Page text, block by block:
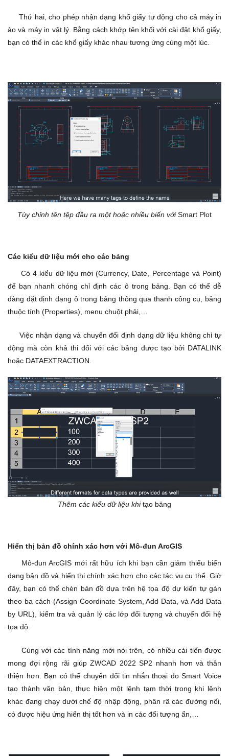
Thứ hai, cho phép nhận dạng khổ giấy tự động cho cả máy in
ảo và máy in vật lý. Bằng cách khớp tên khối với cài đặt khổ giấy,
bạn có thể in các khổ giấy khác nhau tương ứng cùng một lúc.
Tùy chỉnh tên tệp đầu ra một hoặc nhiều biến vớiSmart Plot
Các kiểu dữ liệu mới cho các bảng
Có 4 kiểu dữ liệu mới (Currency, Date, Percentage và Point)
để bạn nhanh chóng chỉ định các ô trong bảng. Bạn có thể dễ
dàng đặt định dạng ô trong bảng thông qua thanh công cụ, bảng
thuộc tính (Properties), menu chuột phải,…
Việc nhận dạng và chuyển đổi định dạng dữ liệu không chỉ tự
động mà còn khả thi đối với các bảng được tạo bởi DATALINK
hoặc DATAEXTRACTION.
Thêm các kiểu dữ liệu khitạo bảng
Hiển thị bản đồ chính xác hơn với Mô-đun ArcGIS
Mô-đun ArcGIS mới rất hữu ích khi bạn cần giảm thiểu biến
dạng bản đồ và hiển thị chính xác hơn cho các tác vụ cụ thể. Giờ
đây, bạn có thể chèn bản đồ dựa trên hệ tọa độ dự kiến tự gán
theo ba cách (Assign Coordinate System, Add Data, và Add Data
by URL), kiểm tra và quản lý các lớp đối tượng và chuyển đổi hệ
tọa độ.
Cùng với các tính năng mới nói trên, có nhiều cải tiến được
mong đợi rộng rãi giúp ZWCAD 2022 SP2 nhanh hơn và thân
thiện hơn. Bạn có thể chuyển đổi tin nhắn thoại do Smart Voice
tạo thành văn bản, thực hiện một lệnh tạm thời trong khi lệnh
khác đang chạy dưới chế độ nhập động, phân rã các đường nối,
có được hiệu ứng hiển thị tốt hơn và in các đối tượng ẩn,…